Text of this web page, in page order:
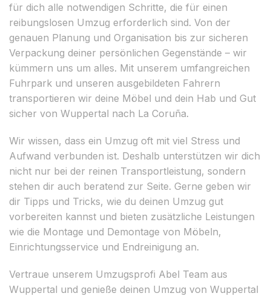
für dich alle notwendigen Schritte, die für einen
reibungslosen Umzug erforderlich sind. Von der
genauen Planung und Organisation bis zur sicheren
Verpackung deiner persönlichen Gegenstände – wir
kümmern uns um alles. Mit unserem umfangreichen
Fuhrpark und unseren ausgebildeten Fahrern
transportieren wir deine Möbel und dein Hab und Gut
sicher von Wuppertal nach La Coruña.
Wir wissen, dass ein Umzug oft mit viel Stress und
Aufwand verbunden ist. Deshalb unterstützen wir dich
nicht nur bei der reinen Transportleistung, sondern
stehen dir auch beratend zur Seite. Gerne geben wir
dir Tipps und Tricks, wie du deinen Umzug gut
vorbereiten kannst und bieten zusätzliche Leistungen
wie die Montage und Demontage von Möbeln,
Einrichtungsservice und Endreinigung an.
Vertraue unserem Umzugsprofi Abel Team aus
Wuppertal und genieße deinen Umzug von Wuppertal